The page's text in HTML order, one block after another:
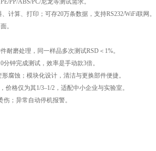
PP/ABS/PC/尼龙等测试需求。
计算、打印；可存20万条数据，支持RS232/WiFi联网。
。
耐磨处理，同一样品多次测试RSD＜1%。
分钟完成测试，效率是手动款3倍。
腐蚀；模块化设计，清洁与更换部件便捷。
价格仅为其1/3–1/2，适配中小企业与实验室。
伤；异常自动停机报警。